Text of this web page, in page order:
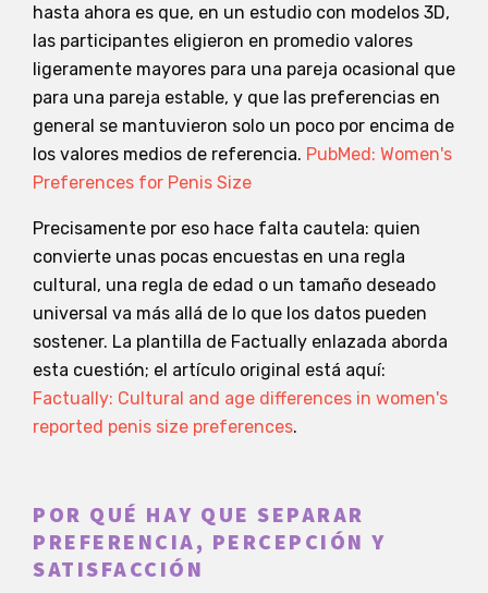
hasta ahora es que, en un estudio con modelos 3D,
las participantes eligieron en promedio valores
ligeramente mayores para una pareja ocasional que
para una pareja estable, y que las preferencias en
general se mantuvieron solo un poco por encima de
los valores medios de referencia. PubMed: Women's
Preferences for Penis Size
Precisamente por eso hace falta cautela: quien
convierte unas pocas encuestas en una regla
cultural, una regla de edad o un tamaño deseado
universal va más allá de lo que los datos pueden
sostener. La plantilla de Factually enlazada aborda
esta cuestión; el artículo original está aquí:
Factually: Cultural and age differences in women's
reported penis size preferences.
POR QUÉ HAY QUE SEPARAR
PREFERENCIA, PERCEPCIÓN Y
SATISFACCIÓN